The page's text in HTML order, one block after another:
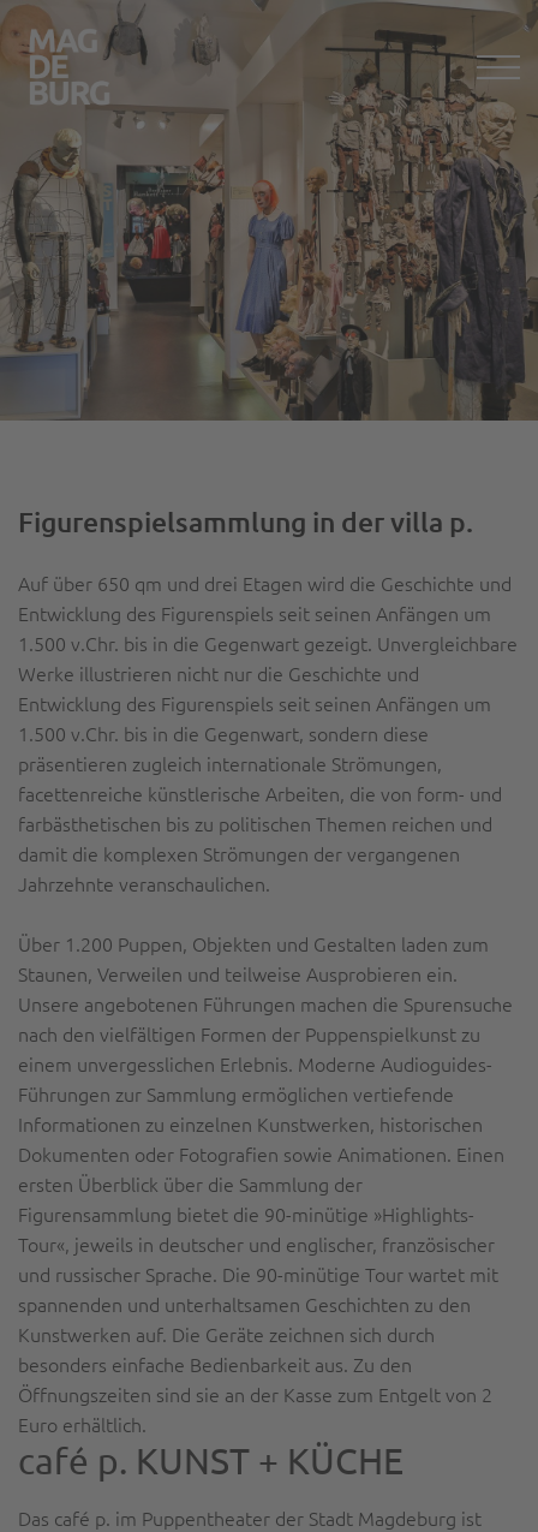
Figurenspielsammlung in der villa p.
Auf über 650 qm und drei Etagen wird die Geschichte und
Entwicklung des Figurenspiels seit seinen Anfängen um
1.500 v.Chr. bis in die Gegenwart gezeigt. Unvergleichbare
Werke illustrieren nicht nur die Geschichte und
Entwicklung des Figurenspiels seit seinen Anfängen um
1.500 v.Chr. bis in die Gegenwart, sondern diese
präsentieren zugleich internationale Strömungen,
facettenreiche künstlerische Arbeiten, die von form- und
farbästhetischen bis zu politischen Themen reichen und
damit die komplexen Strömungen der vergangenen
Jahrzehnte veranschaulichen.
Über 1.200 Puppen, Objekten und Gestalten laden zum
Staunen, Verweilen und teilweise Ausprobieren ein.
Unsere angebotenen Führungen machen die Spurensuche
nach den vielfältigen Formen der Puppenspielkunst zu
einem unvergesslichen Erlebnis. Moderne Audioguides-
Führungen zur Sammlung ermöglichen vertiefende
Informationen zu einzelnen Kunstwerken, historischen
Dokumenten oder Fotografien sowie Animationen. Einen
ersten Überblick über die Sammlung der
Figurensammlung bietet die 90-minütige »Highlights-
Tour«, jeweils in deutscher und englischer, französischer
und russischer Sprache. Die 90-minütige Tour wartet mit
spannenden und unterhaltsamen Geschichten zu den
Kunstwerken auf. Die Geräte zeichnen sich durch
besonders einfache Bedienbarkeit aus. Zu den
Öffnungszeiten sind sie an der Kasse zum Entgelt von 2
Euro erhältlich.
café p. KUNST + KÜCHE
Das café p. im Puppentheater der Stadt Magdeburg ist